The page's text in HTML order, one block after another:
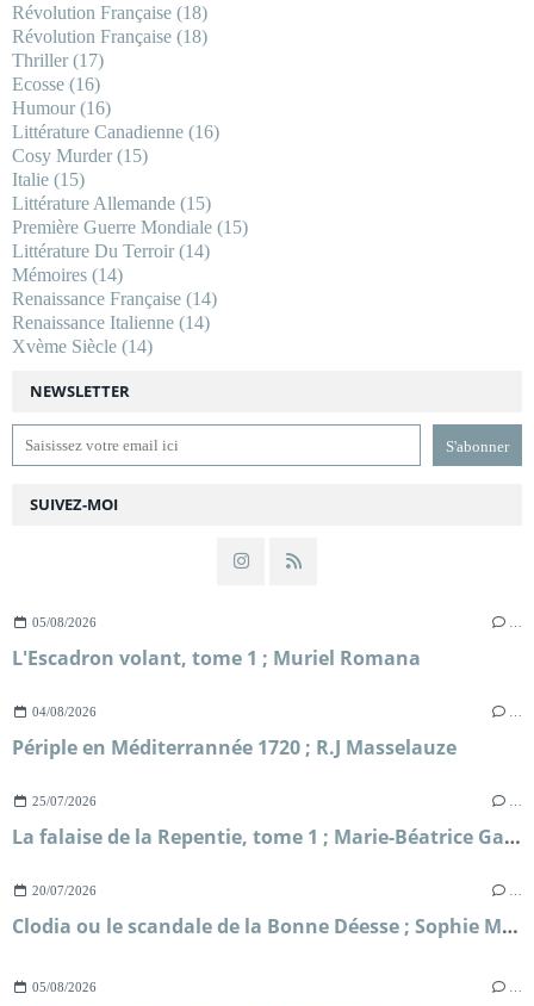
NEWSLETTER
SUIVEZ-MOI
05/08/2026
L'Escadron volant, tome 1 ; Muriel Romana
04/08/2026
Périple en Méditerrannée 1720 ; R.J Masselauze
25/07/2026
La falaise de la Repentie, tome 1 ; Marie-Béatrice Gauvin
20/07/2026
Clodia ou le scandale de la Bonne Déesse ; Sophie Malick-Prunier
05/08/2026
Révolution Française (18)
Révolution Française (18)
Thriller(17)
Ecosse (16)
Humour(16)
Littérature Canadienne (16)
Cosy Murder(15)
Italie (15)
Littérature Allemande (15)
Première Guerre Mondiale (15)
Littérature Du Terroir(14)
Mémoires (14)
Renaissance Française (14)
Renaissance Italienne (14)
Xvème Siècle (14)